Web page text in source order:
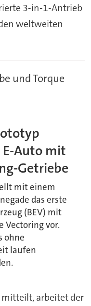
3-in-1-Antrieb
weltweiten
und Torque
E-Auto mit
Getriebe
mit einem
das erste
(BEV) mit
Vectoring vor.
ohne
laufen
arbeitet der